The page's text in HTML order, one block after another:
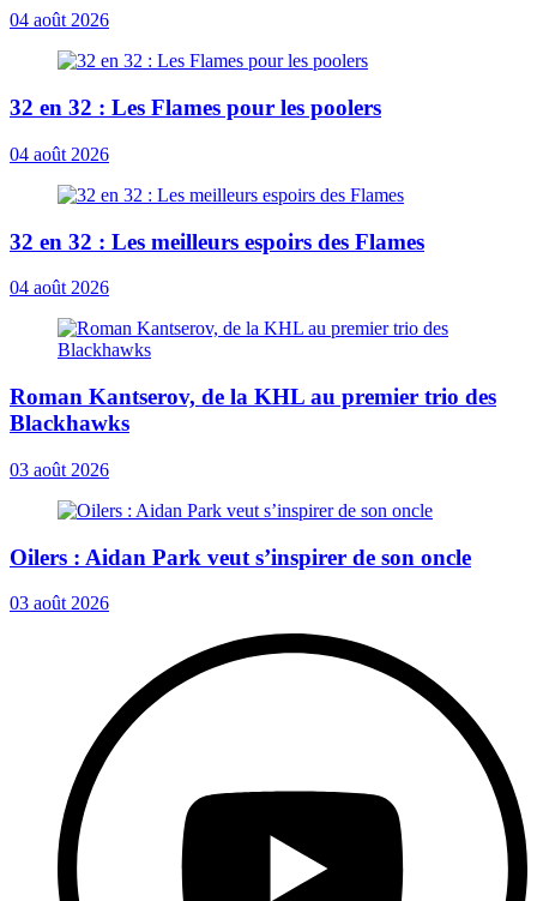
04 août 2026
32 en 32 : Les Flames pour les poolers
04 août 2026
32 en 32 : Les meilleurs espoirs des Flames
04 août 2026
Roman Kantserov, de la KHL au premier trio des
Blackhawks
03 août 2026
Oilers : Aidan Park veut s’inspirer de son oncle
03 août 2026